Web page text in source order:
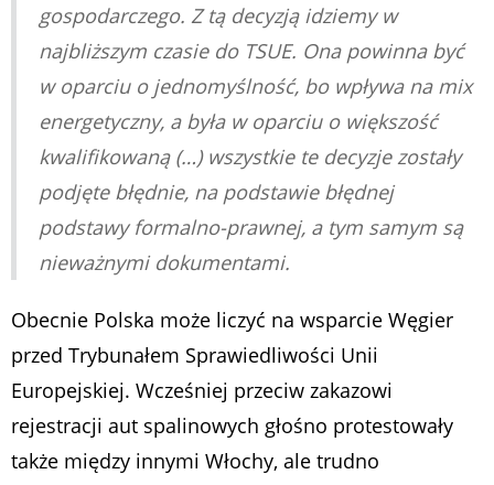
gospodarczego. Z tą decyzją idziemy w
najbliższym czasie do TSUE. Ona powinna być
w oparciu o jednomyślność, bo wpływa na mix
energetyczny, a była w oparciu o większość
kwalifikowaną (…) wszystkie te decyzje zostały
podjęte błędnie, na podstawie błędnej
podstawy formalno-prawnej, a tym samym są
nieważnymi dokumentami.
Obecnie Polska może liczyć na wsparcie Węgier
przed Trybunałem Sprawiedliwości Unii
Europejskiej. Wcześniej przeciw zakazowi
rejestracji aut spalinowych głośno protestowały
także między innymi Włochy, ale trudno